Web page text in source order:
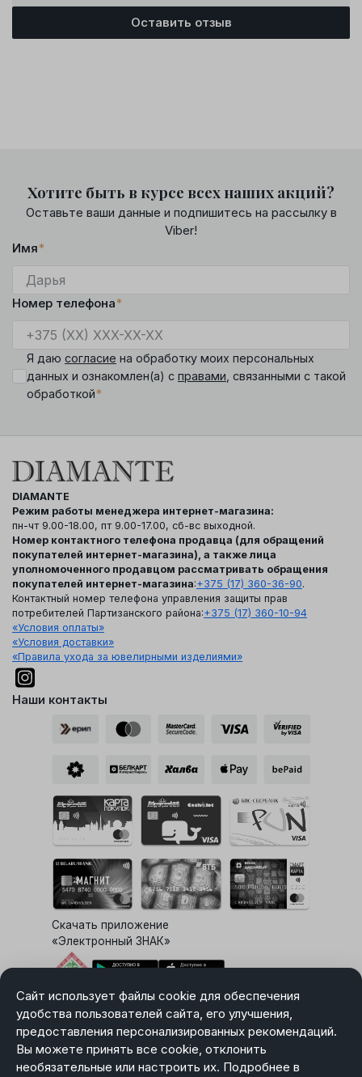
Оставить отзыв
Сайт использует файлы cookie для обеспечения
удобства пользователей сайта, его улучшения,
предоставления персонализированных рекомендаций.
Вы можете принять все cookie, отклонить
необязательные или настроить их. Подробнее в
Хотите быть в курсе всех наших акций?
Оставьте ваши данные и подпишитесь на рассылку в
Viber!
Имя*
Номер телефона*
Я даю согласие на обработку моих персональных
данных и ознакомлен(а) с правами , связанными с такой
обработкой*
DIAMANTE
Режим работы менеджера интернет-магазина:
пн-чт 9.00-18.00, пт 9.00-17.00, сб-вс выходной.
Номер контактного телефона продавца (для обращений
покупателей интернет-магазина), а также лица
уполномоченного продавцом рассматривать обращения
покупателей интернет-магазина:+375 (17) 360-36-90.
Контактный номер телефона управления защиты прав
потребителей Партизанского района:+375 (17) 360-10-94
«Условия оплаты»
«Условия доставки»
«Правила ухода за ювелирными изделиями»
Наши контакты
Скачать приложение
«Электронный ЗНАК»
Выбор настроек Cookie
Карта сайта